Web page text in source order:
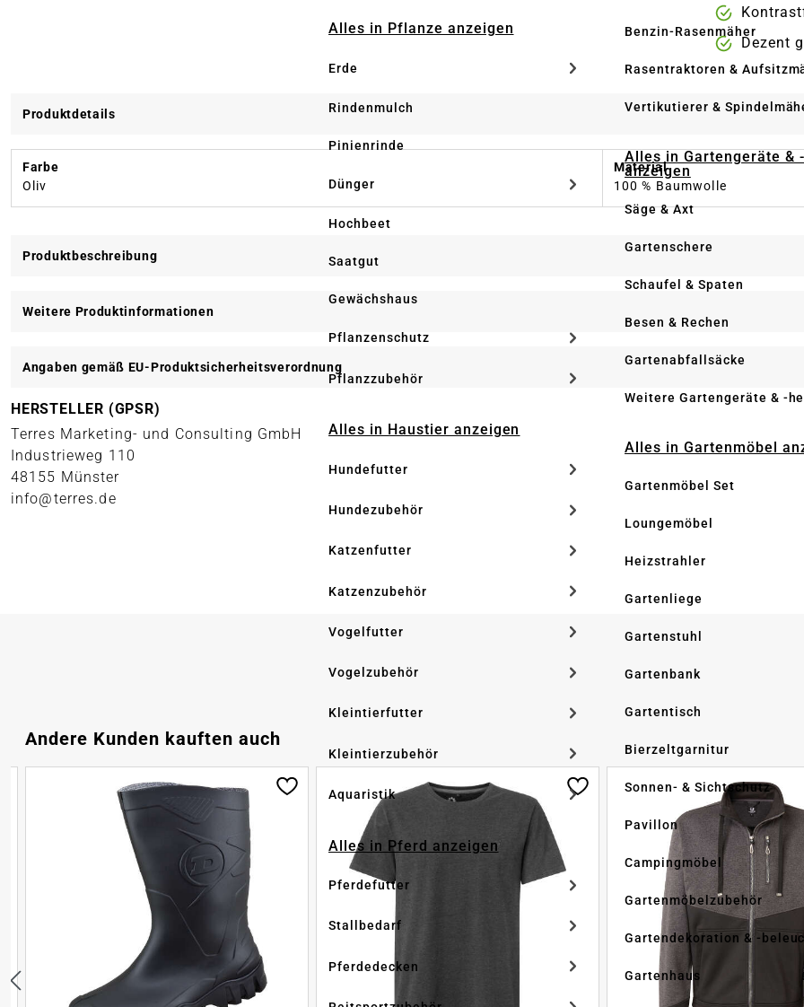
Alles in Pflanze anzeigen
Erde
Rindenmulch
Pinienrinde
Dünger
Hochbeet
Saatgut
Gewächshaus
Pflanzenschutz
Pflanzzubehör
Alles in Haustier anzeigen
Hundefutter
Hundezubehör
Katzenfutter
Katzenzubehör
Vogelfutter
Vogelzubehör
Kleintierfutter
Kleintierzubehör
Aquaristik
Alles in Pferd anzeigen
Pferdefutter
Stallbedarf
Pferdedecken
Benzin-Rasenmäher
Rasentraktoren &
Vertikutierer &
Alles in Gartengeräte &
anzeigen
Säge & Axt
Gartenschere
Schaufel & Spaten
Besen & Rechen
Gartenabfallsäcke
Weitere Gartengeräte & -
Alles in Gartenmöbel
Gartenmöbel Set
Loungemöbel
Heizstrahler
Gartenliege
Gartenstuhl
Gartenbank
Gartentisch
Bierzeltgarnitur
Sonnen- & Sichtschutz
Pavillon
Campingmöbel
Gartenmöbelzubehör
Gartendekoration & -
Gartenhaus
Dezent
Produktdetails
Farbe
Oliv
Material
100 % Baumwolle
Produktbeschreibung
Weitere Produktinformationen
Angaben gemäß EU-Produktsicherheitsverordnung
HERSTELLER (GPSR)
Terres Marketing- und Consulting GmbH
Industrieweg 110
48155 Münster
info@terres.de
Produktgalerie überspringen
Andere Kunden kauften auch